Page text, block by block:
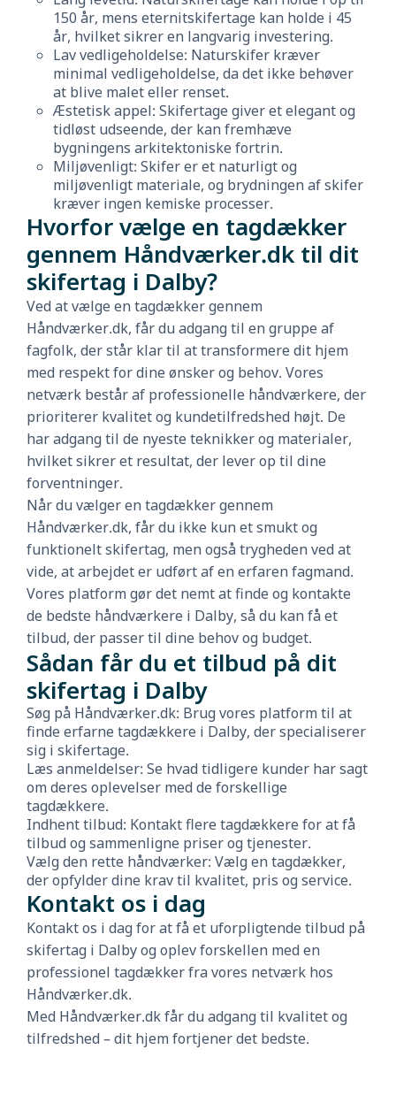
150 år, mens eternitskifertage kan holde i 45
år, hvilket sikrer en langvarig investering.
Lav vedligeholdelse: Naturskifer kræver
minimal vedligeholdelse, da det ikke behøver
at blive malet eller renset.
Æstetisk appel: Skifertage giver et elegant og
tidløst udseende, der kan fremhæve
bygningens arkitektoniske fortrin.
Miljøvenligt: Skifer er et naturligt og
miljøvenligt materiale, og brydningen af skifer
kræver ingen kemiske processer.
Hvorfor vælge en tagdækker
gennem Håndværker.dk til dit
skifertag i Dalby?
Ved at vælge en tagdækker gennem
Håndværker.dk, får du adgang til en gruppe af
fagfolk, der står klar til at transformere dit hjem
med respekt for dine ønsker og behov. Vores
netværk består af professionelle håndværkere, der
prioriterer kvalitet og kundetilfredshed højt. De
har adgang til de nyeste teknikker og materialer,
hvilket sikrer et resultat, der lever op til dine
forventninger.
Når du vælger en tagdækker gennem
Håndværker.dk, får du ikke kun et smukt og
funktionelt skifertag, men også trygheden ved at
vide, at arbejdet er udført af en erfaren fagmand.
Vores platform gør det nemt at finde og kontakte
de bedste håndværkere i Dalby, så du kan få et
tilbud, der passer til dine behov og budget.
Sådan får du et tilbud på dit
skifertag i Dalby
Søg på Håndværker.dk: Brug vores platform til at
finde erfarne tagdækkere i Dalby, der specialiserer
sig i skifertage.
Læs anmeldelser: Se hvad tidligere kunder har sagt
om deres oplevelser med de forskellige
tagdækkere.
Indhent tilbud: Kontakt flere tagdækkere for at få
tilbud og sammenligne priser og tjenester.
Vælg den rette håndværker: Vælg en tagdækker,
der opfylder dine krav til kvalitet, pris og service.
Kontakt os i dag
Kontakt os i dag for at få et uforpligtende tilbud på
skifertag i Dalby og oplev forskellen med en
professionel tagdækker fra vores netværk hos
Håndværker.dk.
Med Håndværker.dk får du adgang til kvalitet og
tilfredshed – dit hjem fortjener det bedste.